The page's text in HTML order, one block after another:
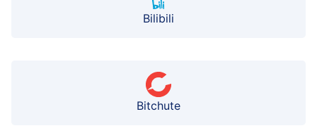
Bilibili
Bitchute